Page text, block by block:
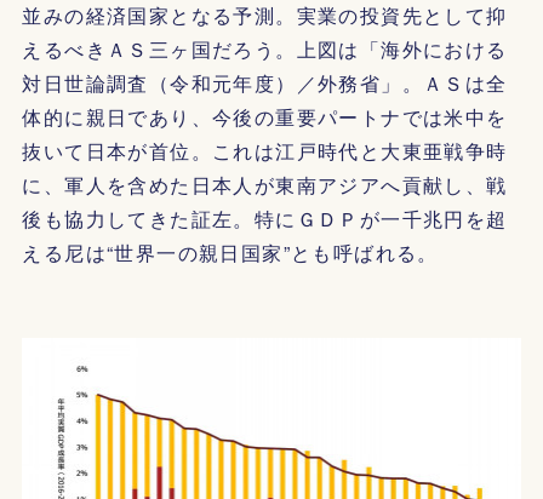
並みの経済国家となる予測。実業の投資先として抑
えるべきＡＳ三ヶ国だろう。上図は「海外における
対日世論調査（令和元年度）／外務省」。ＡＳは全
体的に親日であり、今後の重要パートナでは米中を
抜いて日本が首位。これは江戸時代と大東亜戦争時
に、軍人を含めた日本人が東南アジアへ貢献し、戦
後も協力してきた証左。特にＧＤＰが一千兆円を超
える尼は“世界一の親日国家”とも呼ばれる。